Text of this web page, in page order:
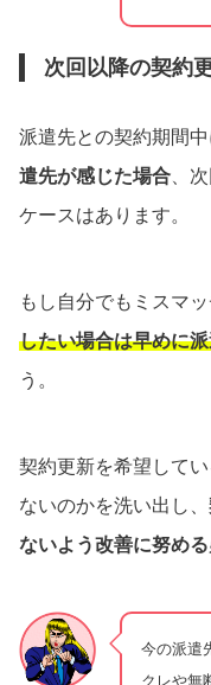
次回以降の契約
派遣先との契約期間中
遣先が感じた場合 、
ケースはあります。
もし自分でもミスマ
したい場合は早めに
う。
契約更新を希望して
ないのかを洗い出し、
ないよう改善に努める
今の派遣
クレや無